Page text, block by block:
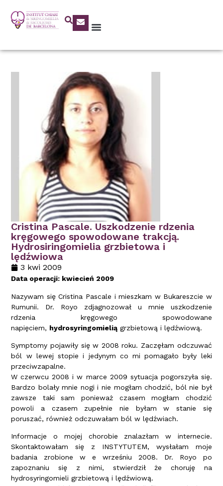
Cristina Pascale. Uszkodzenie rdzenia
kręgowego spowodowane trakcją.
Hydrosiringomielia grzbietowa i
lędźwiowa
3 kwi 2009
Data operacji: kwiecień 2009
Nazywam się Cristina Pascale i mieszkam w Bukareszcie w
Rumunii. Dr. Royo zdjagnozował u mnie uszkodzenie
rdzenia kręgowego spowodowane
napięciem, hydrosyringomielią grzbietową i lędźwiową.
Symptomy pojawiły się w 2008 roku. Zaczęłam odczuwać
ból w lewej stopie i jedynym co mi pomagało były leki
przeciwzapalne.
W czerwcu 2008 i w marce 2009 sytuacja pogorszyła się.
Bardzo bolały mnie nogi i nie mogłam chodzić, ból nie był
zawsze taki sam ponieważ czasem mogłam chodzić
powoli a czasem zupełnie nie byłam w stanie się
poruszać, również odczuwałam ból w lędźwiach.
Informacje o mojej chorobie znalazłam w internecie.
Skontaktowałam się z INSTYTUTEM, wysłałam moje
badania zrobione w e wrześniu 2008. Dr. Royo po
zapoznaniu się z nimi, stwierdził że choruję na
hydrosyringomieli grzbietową i lędźwiową.